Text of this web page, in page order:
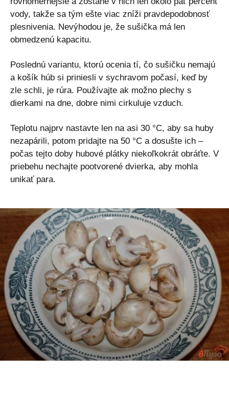
vody, takže sa tým ešte viac zníži pravdepodobnosť
plesnivenia. Nevýhodou je, že sušička má len
obmedzenú kapacitu.
Poslednú variantu, ktorú ocenia tí, čo sušičku nemajú
a košík húb si priniesli v sychravom počasí, keď by
zle schli, je rúra. Používajte ak možno plechy s
dierkami na dne, dobre nimi cirkuluje vzduch.
Teplotu najprv nastavte len na asi 30 °C, aby sa huby
nezapárili, potom pridajte na 50 °C a dosušte ich –
počas tejto doby hubové plátky niekoľkokrát obráťte. V
priebehu nechajte pootvorené dvierka, aby mohla
unikať para.